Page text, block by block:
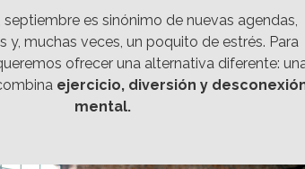
septiembre es sinónimo de nuevas agendas,
y, muchas veces, un poquito de estrés. Para
ofrecer una alternativa diferente:
ejercicio, diversión y
mental.